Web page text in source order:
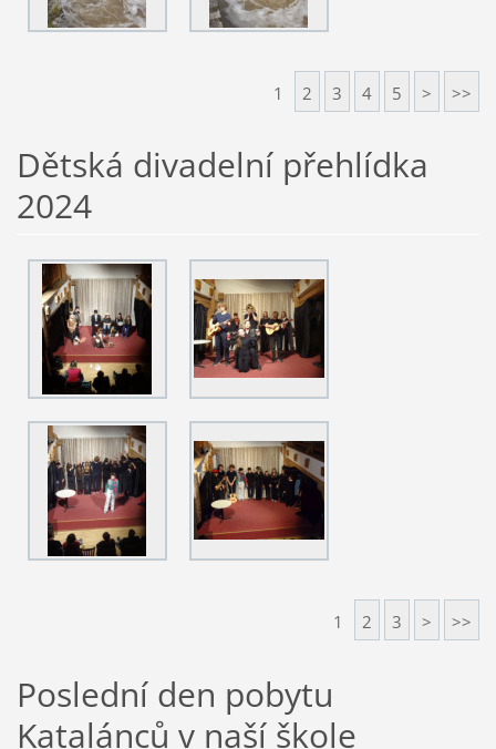
1 2 3 4 5 > >>
Dětská divadelní přehlídka
2024
1 2 3 > >>
Poslední den pobytu
Katalánců v naší škole